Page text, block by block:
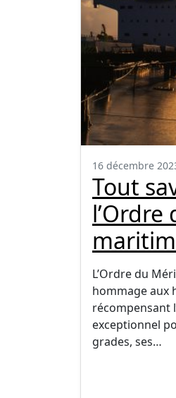
16 décembre
Tout
L’Ordre du
hommage aux
récompensant
exceptionnel
grades, ses…